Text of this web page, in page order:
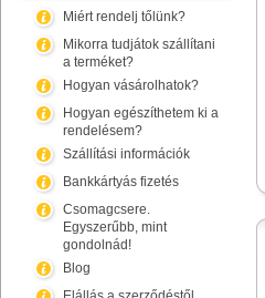
Miért rendelj tőlünk?
Mikorra tudjátok szállítani
a terméket?
Hogyan vásárolhatok?
Hogyan egészíthetem ki a
rendelésem?
Szállítási információk
Bankkártyás fizetés
Csomagcsere.
Egyszerűbb, mint
gondolnád!
Blog